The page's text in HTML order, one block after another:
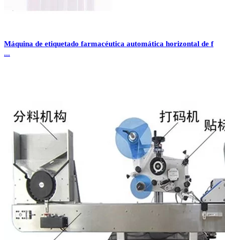
Máquina de etiquetado farmacéutica automática horizontal de f
...